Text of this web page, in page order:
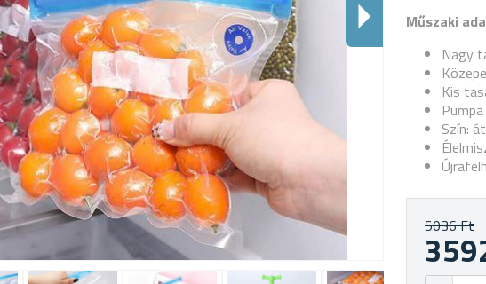
Műszaki
Nagy
Kis
Szín:
5036 Ft